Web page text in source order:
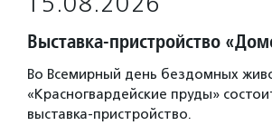
Выставка-пристройство
Во Всемирный день бездомных
«Красногвардейские пруды»
выставка-пристройство.